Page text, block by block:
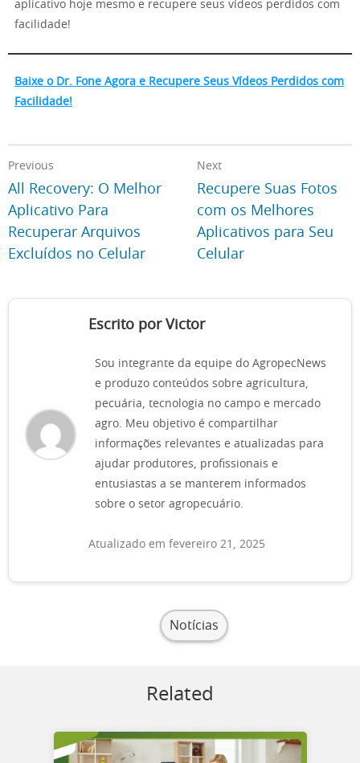
aplicativo hoje mesmo e recupere seus vídeos perdidos com
facilidade!
Baixe o Dr. Fone Agora e Recupere Seus Vídeos Perdidos com
Facilidade!
Previous
All Recovery: O Melhor
Aplicativo Para
Recuperar Arquivos
Excluídos no Celular
Next
Recupere Suas Fotos
com os Melhores
Aplicativos para Seu
Celular
Escrito por Victor
Sou integrante da equipe do AgropecNews
e produzo conteúdos sobre agricultura,
pecuária, tecnologia no campo e mercado
agro. Meu objetivo é compartilhar
informações relevantes e atualizadas para
ajudar produtores, profissionais e
entusiastas a se manterem informados
sobre o setor agropecuário.
Atualizado em fevereiro 21, 2025
Notícias
Related